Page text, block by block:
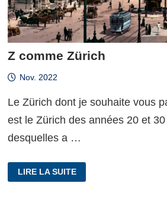
Z comme Zürich
Nov. 2022
Le Zürich dont je souhaite vous
est le Zürich des années 20 et
desquelles a …
COMME
ZÜRICH
LIRE LA SUITE